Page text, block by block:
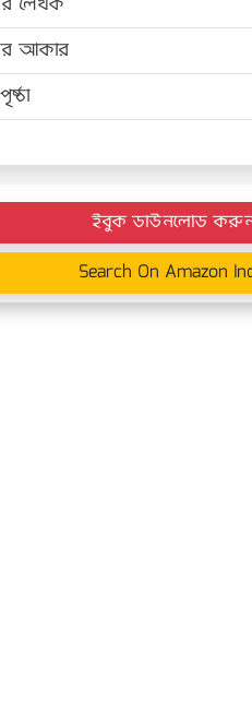
আকার
ইবুক ডাউনলোড
Search On Amazon